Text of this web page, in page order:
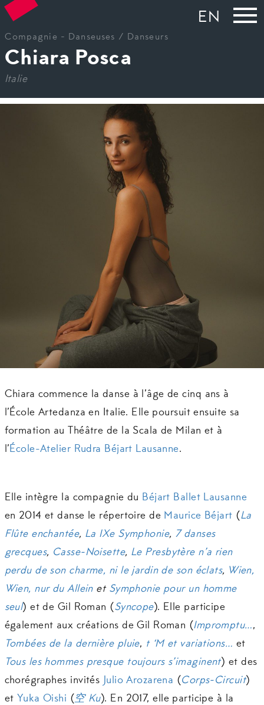
EN
Compagnie - Danseuses / Danseurs
Chiara Posca
Italie
Chiara commence la danse à l’âge de cinq ans à
l’École Artedanza en Italie. Elle poursuit ensuite sa
formation au Théâtre de la Scala de Milan et à
l’École-Atelier Rudra Béjart Lausanne.
Elle intègre la compagnie du Béjart Ballet Lausanne
en 2014 et danse le répertoire de Maurice Béjart ( La
Flûte enchantée, La IXe Symphonie, 7 danses
grecques, Casse-Noisette, Le Presbytère n’a rien
perdu de son charme, ni le jardin de son éclats, Wien,
Wien, nur du Alleinet Symphonie pour un homme
seul) et de Gil Roman ( Syncope). Elle participe
également aux créations de Gil Roman (Impromptu…,
Tombées de la dernière pluie, t ‘M et variations… et
Tous les hommes presque toujours s’imaginent) et des
chorégraphes invités Julio Arozarena ( Corps-Circuit)
et Yuka Oishi (空 Ku). En 2017, elle participe à la